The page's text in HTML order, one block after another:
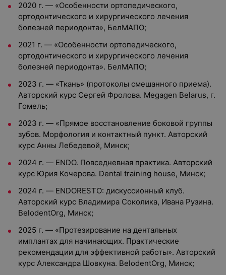
2020 г. — «Особенности ортопедического,
ортодонтического и хирургического лечения
болезней периодонта», БелМАПО;
2021 г. — «Особенности ортопедического,
ортодонтического и хирургического лечения
болезней периодонта». БелМАПО;
2023 г. — «Ткань» (протоколы смешанного приема).
Авторский курс Сергей Фролова. Megagen Belarus, г.
Гомель;
2023 г. — «Прямое восстановление боковой группы
зубов. Морфология и контактный пункт. Авторский
курс Анны Лебедевой, Минск;
2024 г. — ENDO. Повседневная практика. Авторский
курс Юрия Кочерова. Dental training house, Минск;
2024 г. — ENDORESTO: дискуссионный клуб.
Авторский курс Владимира Соколика, Ивана Рузина.
BelodentOrg, Минск;
2025 г. — «Протезирование на дентальных
имплантах для начинающих. Практические
рекомендации для эффективной работы». Авторский
курс Александра Шовкуна. BelodentOrg, Минск;